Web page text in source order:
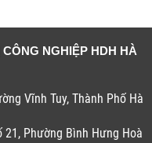
NGHIỆP HDH HÀ
Vĩnh Tuy, Thành Phố Hà
Phường Bình Hưng Hoà